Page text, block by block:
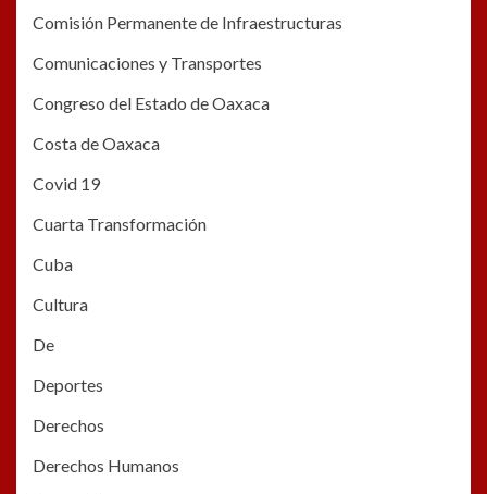
Comisión Permanente de Infraestructuras
Comunicaciones y Transportes
Congreso del Estado de Oaxaca
Costa de Oaxaca
Covid 19
Cuarta Transformación
Cuba
Cultura
De
Deportes
Derechos
Derechos Humanos